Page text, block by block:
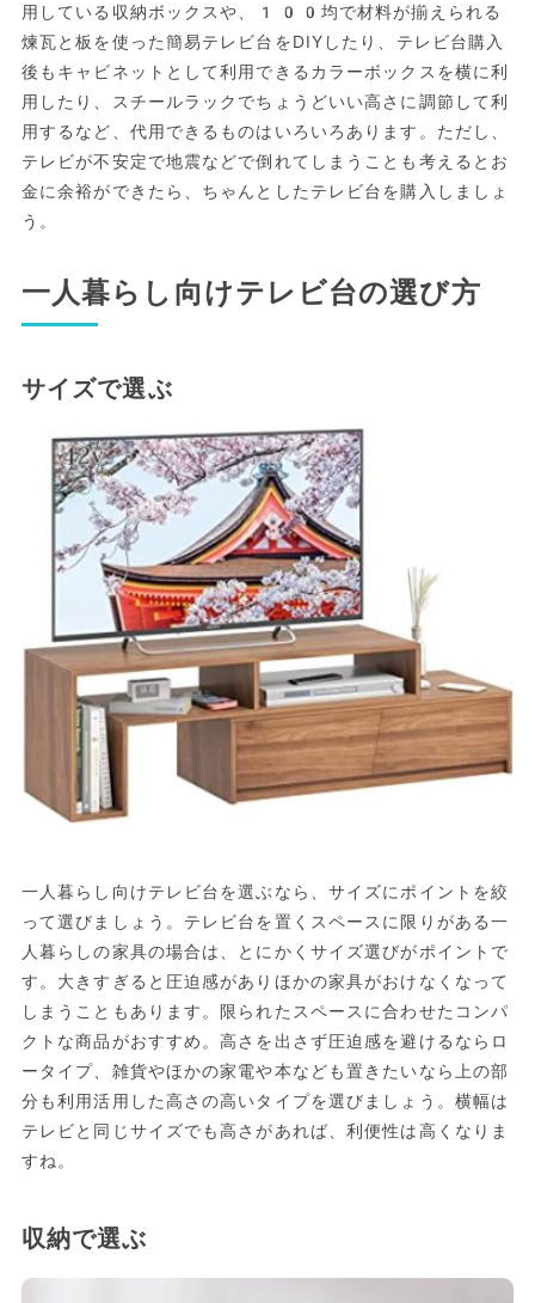
用している収納ボックスや、100均で材料が揃えられる
煉瓦と板を使った簡易テレビ台をDIYしたり、テレビ台購入
後もキャビネットとして利用できるカラーボックスを横に利
用したり、スチールラックでちょうどいい高さに調節して利
用するなど、代用できるものはいろいろあります。ただし、
テレビが不安定で地震などで倒れてしまうことも考えるとお
金に余裕ができたら、ちゃんとしたテレビ台を購入しましょ
う。
一人暮らし向けテレビ台の選び方
サイズで選ぶ
一人暮らし向けテレビ台を選ぶなら、サイズにポイントを絞
って選びましょう。テレビ台を置くスペースに限りがある一
人暮らしの家具の場合は、とにかくサイズ選びがポイントで
す。大きすぎると圧迫感がありほかの家具がおけなくなって
しまうこともあります。限られたスペースに合わせたコンパ
クトな商品がおすすめ。高さを出さず圧迫感を避けるならロ
ータイプ、雑貨やほかの家電や本なども置きたいなら上の部
分も利用活用した高さの高いタイプを選びましょう。横幅は
テレビと同じサイズでも高さがあれば、利便性は高くなりま
すね。
収納で選ぶ